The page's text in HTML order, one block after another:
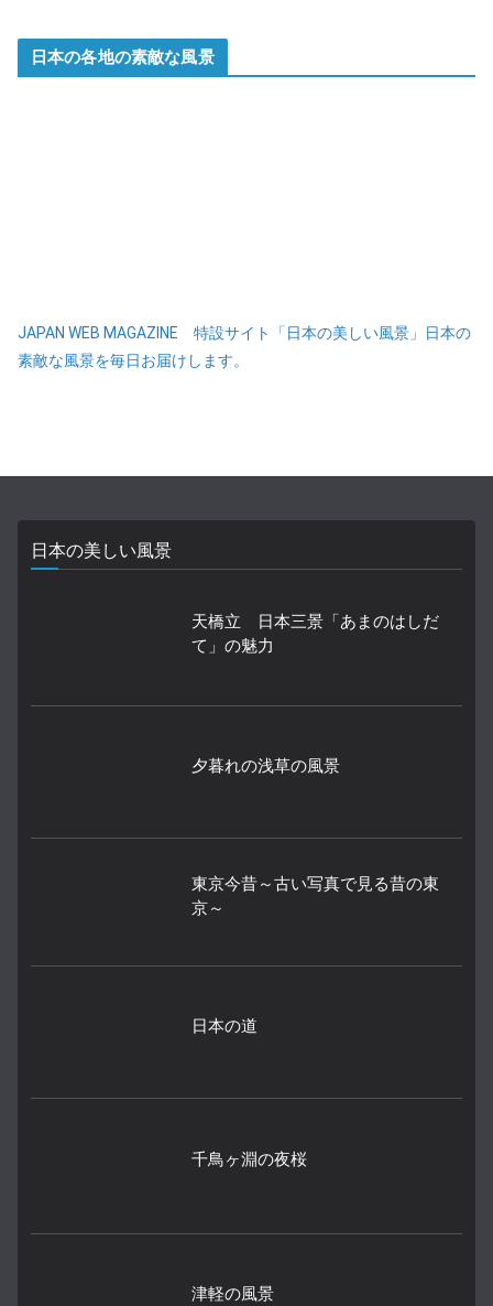
日本の各地の素敵な風景
JAPAN WEB MAGAZINE 特設サイト「日本の美しい風景」日本の
素敵な風景を毎日お届けします。
日本の美しい風景
天橋立 日本三景「あまのはしだ
て」の魅力
夕暮れの浅草の風景
東京今昔～古い写真で見る昔の東
京～
日本の道
千鳥ヶ淵の夜桜
津軽の風景